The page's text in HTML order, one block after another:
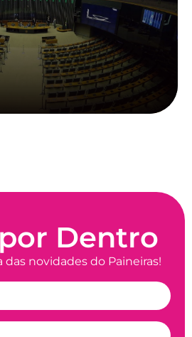
Dentro
das novidades do Paineiras!